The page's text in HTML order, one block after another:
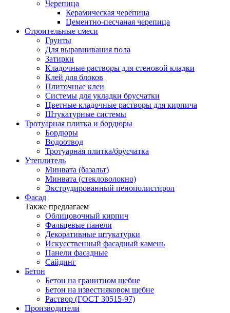
Черепица
Керамическая черепица
Цементно-песчаная черепица
Строительные смеси
Грунты
Для выравнивания пола
Затирки
Кладочные растворы для стеновой кладки
Клей для блоков
Плиточные клеи
Системы для укладки брусчатки
Цветные кладочные растворы для кирпича
Штукатурные системы
Тротуарная плитка и бордюры
Бордюры
Водоотвод
Тротуарная плитка/брусчатка
Утеплитель
Минвата (базальт)
Минвата (стекловолокно)
Экструдированный пенополистирол
Фасад
Также предлагаем
Облицовочный кирпич
Фальцевые панели
Декоративные штукатурки
Искусственный фасадный камень
Панели фасадные
Сайдинг
Бетон
Бетон на гранитном щебне
Бетон на известняковом щебне
Раствор (ГОСТ 30515-97)
Производители